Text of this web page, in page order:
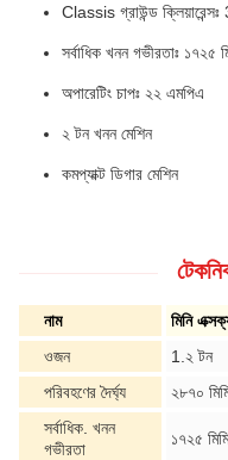
Classis গ্রাউন্ড
সর্বাধিক খনন গভীরতাঃ ১৭২৫
অপারেটিং চাপঃ ২২ এমপিএ
২ টন খনন মেশিন
কমপ্যাক্ট ডিগার মেশিন
নাম
মিনি
ওজন
1.২ টন
পরিবহণের দৈর্ঘ্য
২৮৭০
সর্বাধিক. খনন
গভীরতা
১৭২৫ মিমি